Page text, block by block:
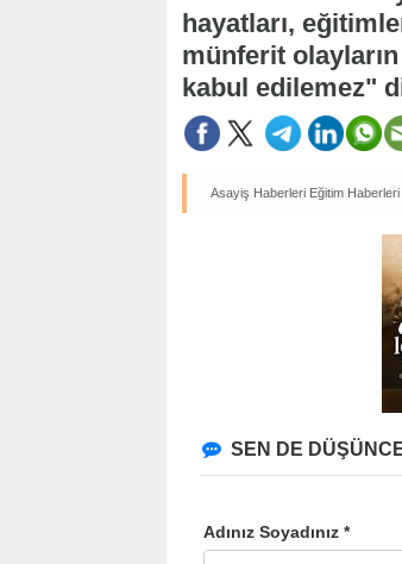
hayatları,
münferit
kabul edilemez"
Asayiş Haberleri Eğitim Haberleri
SEN DE
Adınız Soyadınız *